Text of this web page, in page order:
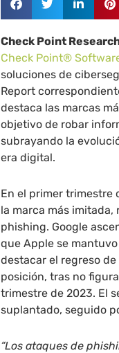
Check Point
Check Point®
soluciones de
Report
destaca las marcas
objetivo de robar
subrayando la
era digital.
En el primer trimestre
la marca más
phishing. Google
que Apple se
destacar el regreso
posición, tras no
trimestre de 2023. El
suplantado, seguido
“Los ataques de